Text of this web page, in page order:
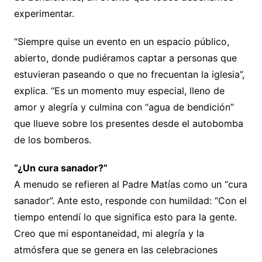
experimentar.
“Siempre quise un evento en un espacio público,
abierto, donde pudiéramos captar a personas que
estuvieran paseando o que no frecuentan la iglesia”,
explica. “Es un momento muy especial, lleno de
amor y alegría y culmina con “agua de bendición”
que llueve sobre los presentes desde el autobomba
de los bomberos.
“¿Un cura sanador?”
A menudo se refieren al Padre Matías como un “cura
sanador”. Ante esto, responde con humildad: “Con el
tiempo entendí lo que significa esto para la gente.
Creo que mi espontaneidad, mi alegría y la
atmósfera que se genera en las celebraciones